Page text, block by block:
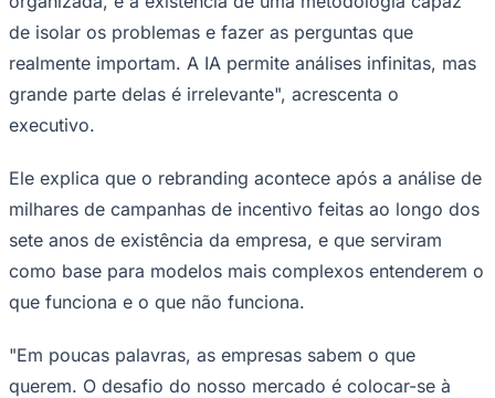
Palmeiras
de isolar os problemas e fazer as perguntas que
realmente importam. A IA permite análises infinitas, mas
grande parte delas é irrelevante", acrescenta o
executivo.
Ele explica que o rebranding acontece após a análise de
milhares de campanhas de incentivo feitas ao longo dos
sete anos de existência da empresa, e que serviram
como base para modelos mais complexos entenderem o
que funciona e o que não funciona.
"Em poucas palavras, as empresas sabem o que
querem. O desafio do nosso mercado é colocar-se à